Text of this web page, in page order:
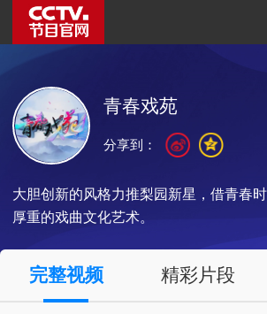
青春戏苑
大胆创新的风格力推梨园新星，借青春
厚重的戏曲文化艺术。
央视影音
分享到：
完整视频 精彩片段